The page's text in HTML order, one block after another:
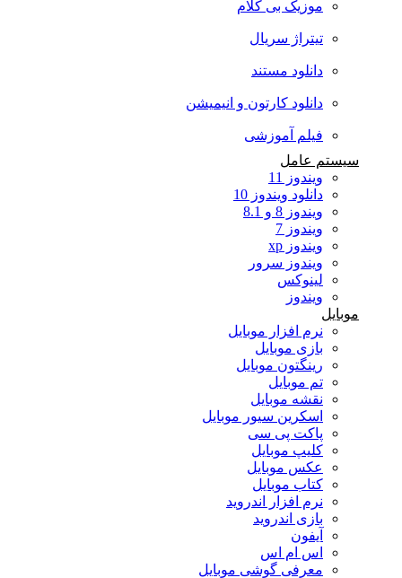
موزیک بی کلام
تیتراژ سریال
دانلود مستند
دانلود کارتون و انیمیشن
فیلم آموزشی
سیستم عامل
ویندوز 11
دانلود ویندوز 10
ویندوز 8 و 8.1
ویندوز 7
ویندوز xp
ویندوز سرور
لینوکس
ویندوز
موبایل
نرم افزار موبایل
بازی موبایل
رینگتون موبایل
تم موبایل
نقشه موبایل
اسکرین سیور موبایل
پاکت پی سی
کلیپ موبایل
عکس موبایل
کتاب موبایل
نرم افزار اندروید
بازی اندروید
آیفون
اس ام اس
معرفی گوشی موبایل